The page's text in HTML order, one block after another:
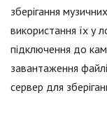
зберігання
використання їх у
підключення до
завантаження
сервер для